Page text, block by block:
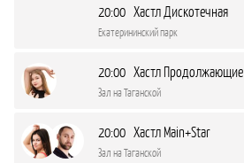
20:00 Хастл Дискотечная
Екатерининский парк
20:00 Хастл Продолжающие
Зал на Таганской
20:00 Хастл Main+Star
Зал на Таганской